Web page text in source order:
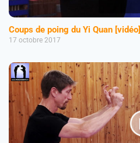
Coups de poing du Yi Quan [vidéo]
17 octobre 2017